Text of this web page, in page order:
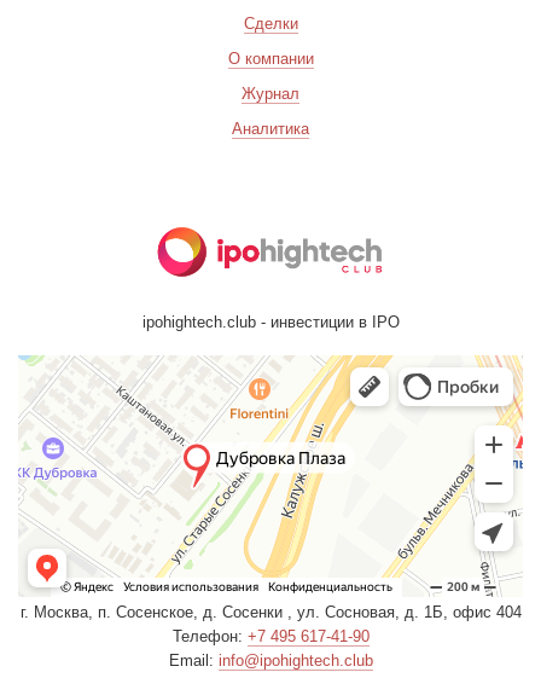
ipohightech.club - инвестиции в IPO
г. Москва, п. Сосенское, д. Сосенки , ул. Сосновая, д. 1Б, офис 404
Телефон: +7 495 617-41-90
Email: info@ipohightech.club
Сделки
О компании
Журнал
Аналитика